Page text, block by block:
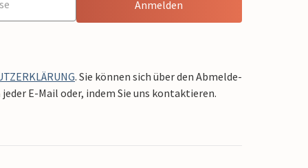
Anmelden
. Sie können sich über den Abmelde-
E-Mail oder, indem Sie uns kontaktieren.